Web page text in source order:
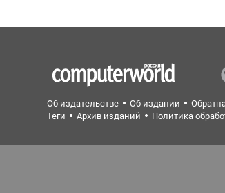
Об издательстве Об издании
Теги
Архив изданий Политика